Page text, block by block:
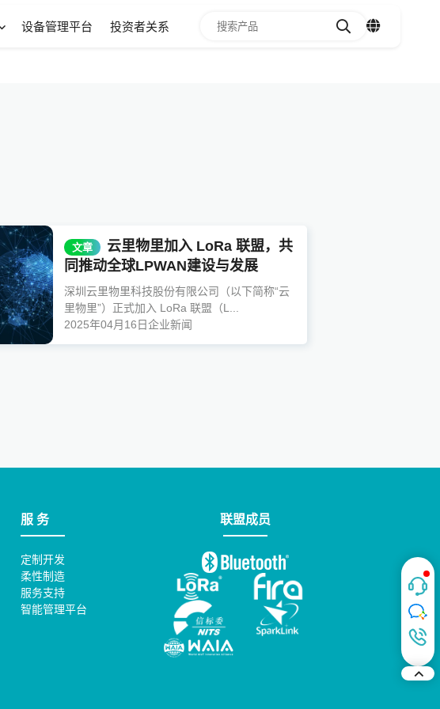
1
设备管理平台 投资者关系
文章
云里物里加入 LoRa 联盟，共
同推动全球LPWAN建设与发展
深圳云里物里科技股份有限公司（以下简称“云
里物里”）正式加入 LoRa 联盟（L...
2025年04月16日企业新闻
服 务
定制开发
柔性制造
服务支持
智能管理平台
联盟成员